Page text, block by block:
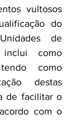
vultosos
do
de
como
como
destas
de facilitar o
com o